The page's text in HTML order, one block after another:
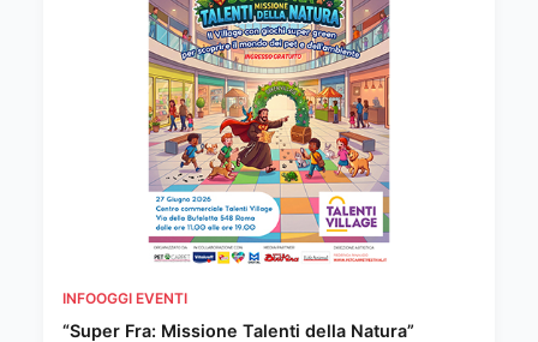
INFOOGGI EVENTI
“Super Fra: Missione Talenti della Natura”